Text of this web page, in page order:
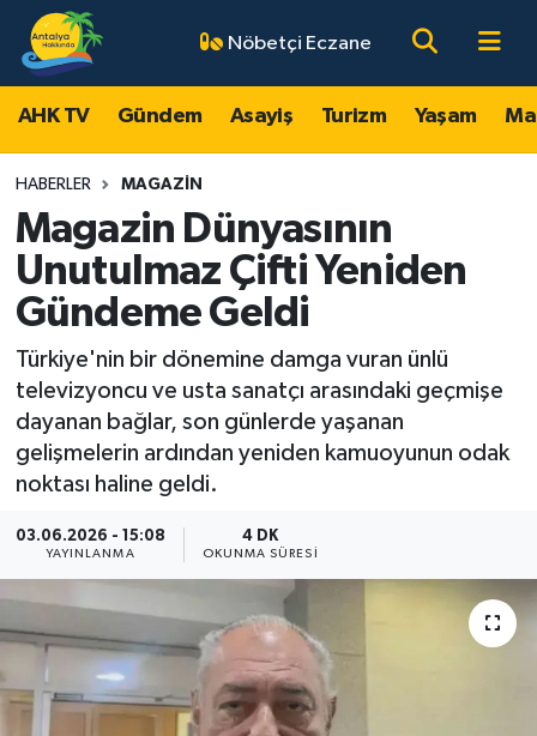
Nöbetçi Eczane
AHK TV Gündem Asayiş Turizm Yaşam
HABERLER MAGAZIN
Magazin Dünyasının
Unutulmaz Çifti Yeniden
Gündeme Geldi
Türkiye'nin bir dönemine damga vuran ünlü
televizyoncu ve usta sanatçı arasındaki geçmişe
dayanan bağlar, son günlerde yaşanan
gelişmelerin ardından yeniden kamuoyunun odak
noktası haline geldi.
03.06.2026 - 15:08
YAYINLANMA
4 DK
OKUNMA SÜRESI
AHK TV
Gündem
Turizm
Magazin
Ekonomi
Dünya
Resmi Reklamlar
Antalya Nöbetçi Eczaneler
Antalya Hava Durumu
Antalya Namaz Vakitleri
Antalya Trafik Yoğunluk Haritası
Tüm Manşetler
Son Dakika Haberleri